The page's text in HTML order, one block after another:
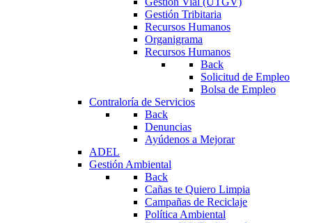
Gestión Tribitaria
Recursos Humanos
Organigrama
Recursos Humanos
Back
Solicitud de Empleo
Bolsa de Empleo
Contraloría de Servicios
Back
Denuncias
Ayúdenos a Mejorar
ADEL
Gestión Ambiental
Back
Cañas te Quiero Limpia
Campañas de Reciclaje
Política Ambiental